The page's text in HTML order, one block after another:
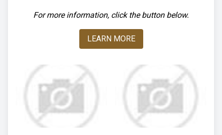
For more information, click the button below.
LEARN MORE